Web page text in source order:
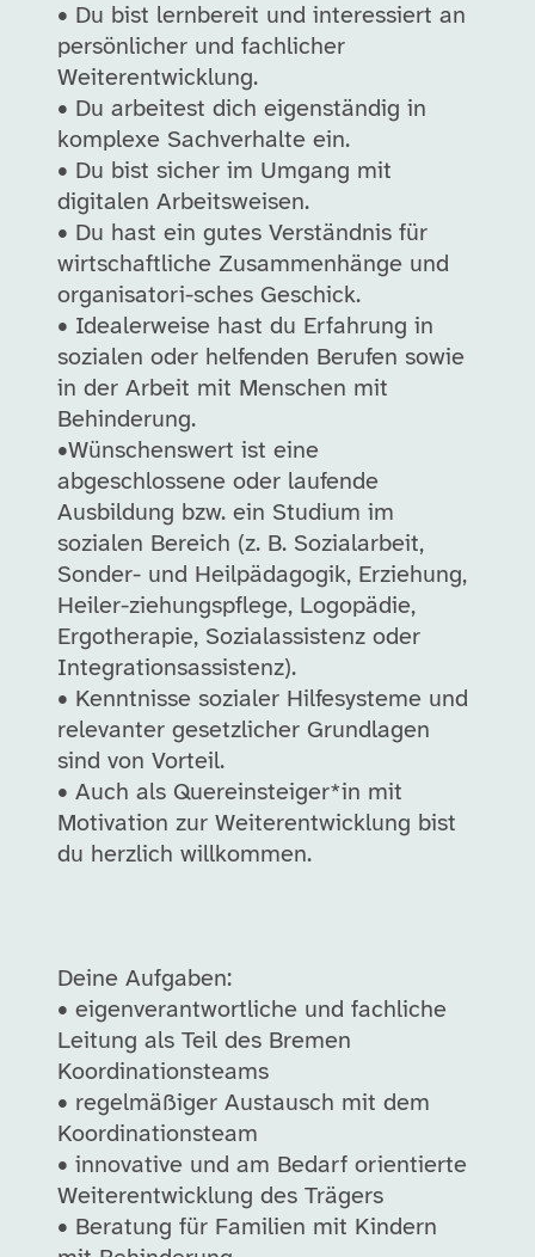
• Du bist lernbereit und interessiert an
persönlicher und fachlicher
Weiterentwicklung.
• Du arbeitest dich eigenständig in
komplexe Sachverhalte ein.
• Du bist sicher im Umgang mit
digitalen Arbeitsweisen.
• Du hast ein gutes Verständnis für
wirtschaftliche Zusammenhänge und
organisatori-sches Geschick.
• Idealerweise hast du Erfahrung in
sozialen oder helfenden Berufen sowie
in der Arbeit mit Menschen mit
Behinderung.
•Wünschenswert ist eine
abgeschlossene oder laufende
Ausbildung bzw. ein Studium im
sozialen Bereich (z. B. Sozialarbeit,
Sonder- und Heilpädagogik, Erziehung,
Heiler-ziehungspflege, Logopädie,
Ergotherapie, Sozialassistenz oder
Integrationsassistenz).
• Kenntnisse sozialer Hilfesysteme und
relevanter gesetzlicher Grundlagen
sind von Vorteil.
• Auch als Quereinsteiger*in mit
Motivation zur Weiterentwicklung bist
du herzlich willkommen.
Deine Aufgaben:
• eigenverantwortliche und fachliche
Leitung als Teil des Bremen
Koordinationsteams
• regelmäßiger Austausch mit dem
Koordinationsteam
• innovative und am Bedarf orientierte
Weiterentwicklung des Trägers
• Beratung für Familien mit Kindern